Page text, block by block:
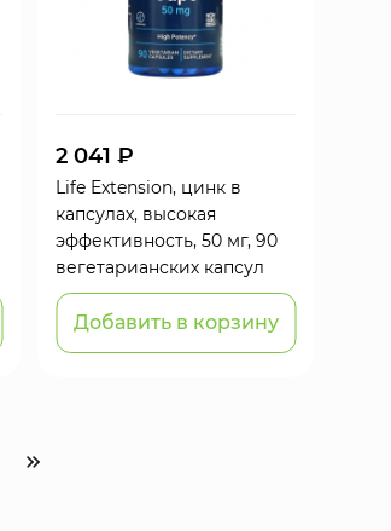
2 041 ₽
Life Extension, цинк в
капсулах, высокая
эффективность, 50 мг, 90
вегетарианских капсул
Добавить в корзину